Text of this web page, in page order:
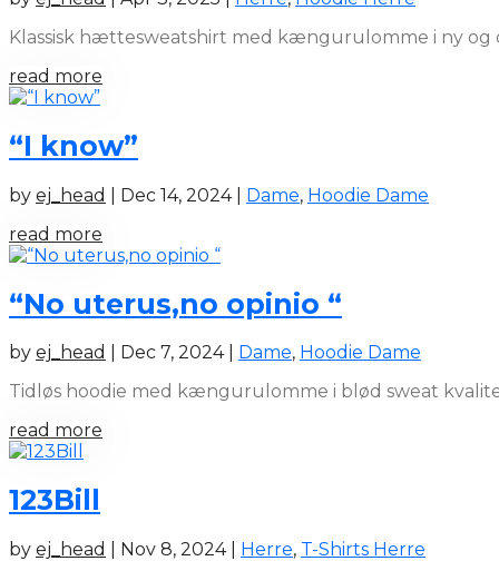
Klassisk hættesweatshirt med kængurulomme i ny
read more
“I know”
by ej_head Dec 14, 2024| Dame, Hoodie Dame
read more
“No uterus,no opinio “
by ej_head Dec 7, 2024| Dame, Hoodie Dame
Tidløs hoodie med kængurulomme i blød sweat
read more
123Bill
by ej_head Nov 8, 2024| Herre, T-Shirts Herre